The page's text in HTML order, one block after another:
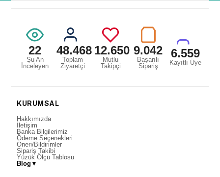
22
Şu An
İnceleyen
48.468
Toplam
Ziyaretçi
12.650
Mutlu
Takipçi
9.042
Başarılı
Sipariş
6.559
Kayıtlı Üye
KURUMSAL
Hakkımızda
İletişim
Banka Bilgilerimiz
Ödeme Seçenekleri
Öneri/Bildirimler
Sipariş Takibi
Yüzük Ölçü Tablosu
Blog ▼